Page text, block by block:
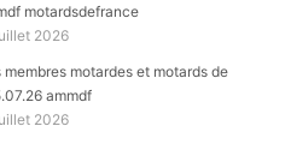
motardsdefrance
2026
motardes et motards de
ammdf
2026